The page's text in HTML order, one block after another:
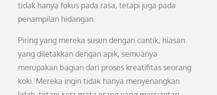
tidak hanya fokus pada rasa, tetapi juga pada
penampilan hidangan.
Piring yang mereka susun dengan cantik, hiasan
yang diletakkan dengan apik, semuanya
merupakan bagian dari proses kreatifitas seorang
koki. Mereka ingin tidak hanya menyenangkan